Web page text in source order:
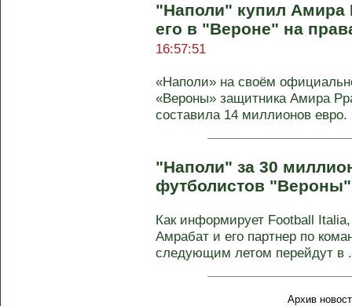
"Наполи" купил Амира
его в "Вероне" на
16:57:51
«Наполи» на своём
«Вероны» защитника Амира
составила 14 миллионов евро.
"Наполи" за 30
футболистов
Как информирует Football
Амрабат и его партнер по
следующим летом перейдут в
Архив